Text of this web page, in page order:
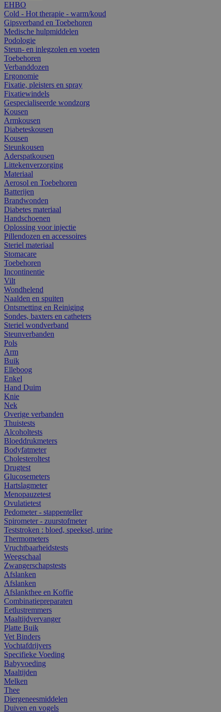
EHBO
Cold - Hot therapie - warm/koud
Gipsverband en Toebehoren
Medische hulpmiddelen
Podologie
Steun- en inlegzolen en voeten
Toebehoren
Verbanddozen
Ergonomie
Fixatie, pleisters en spray
Fixatiewindels
Gespecialiseerde wondzorg
Kousen
Armkousen
Diabeteskousen
Kousen
Steunkousen
Aderspatkousen
Littekenverzorging
Materiaal
Aerosol en Toebehoren
Batterijen
Brandwonden
Diabetes materiaal
Handschoenen
Oplossing voor injectie
Pillendozen en accessoires
Steriel materiaal
Stomacare
Toebehoren
Incontinentie
Vilt
Wondhelend
Naalden en spuiten
Ontsmetting en Reiniging
Sondes, baxters en catheters
Steriel wondverband
Steunverbanden
Pols
Arm
Buik
Elleboog
Enkel
Hand Duim
Knie
Nek
Overige verbanden
Thuistests
Alcoholtests
Bloeddrukmeters
Bodyfatmeter
Cholesteroltest
Drugtest
Glucosemeters
Hartslagmeter
Menopauzetest
Ovulatietest
Pedometer - stappenteller
Spirometer - zuurstofmeter
Teststroken : bloed, speeksel, urine
Thermometers
Vruchtbaarheidstests
Weegschaal
Zwangerschapstests
Afslanken
Afslanken
Afslankthee en Koffie
Combinatiepreparaten
Eetlustremmers
Maaltijdvervanger
Platte Buik
Vet Binders
Vochtafdrijvers
Specifieke Voeding
Babyvoeding
Maaltijden
Melken
Thee
Diergeneesmiddelen
Duiven en vogels